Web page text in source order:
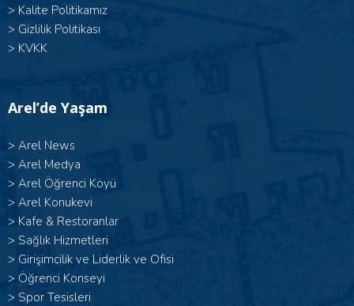
> Kalite Politikamız
> Gizlilik Politikası
> KVKK
Arel’de Yaşam
> Arel News
> Arel Medya
> Arel Öğrenci Köyü
> Arel Konukevi
> Kafe & Restoranlar
> Sağlık Hizmetleri
> Girişimcilik ve Liderlik ve Ofisi
> Öğrenci Konseyi
> Spor Tesisleri